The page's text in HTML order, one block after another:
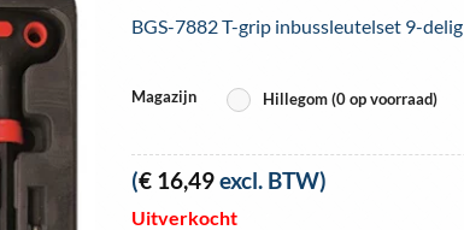
BGS-7882 T-grip inbussleutelset 9-delig
Magazijn Hillegom (0 op voorraad)
(€ 16,49excl. BTW)
Uitverkocht